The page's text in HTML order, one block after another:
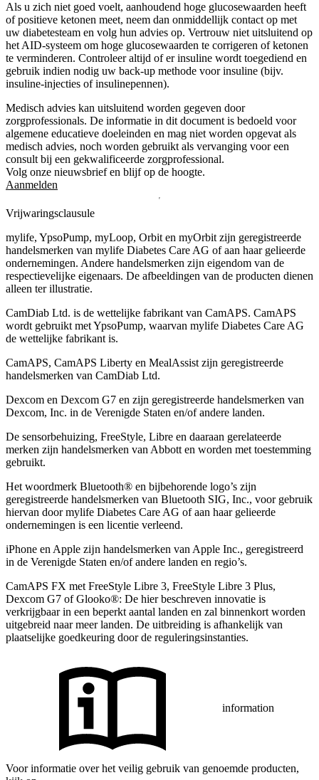
Als u zich niet goed voelt, aanhoudend hoge glucosewaarden heeft
of positieve ketonen meet, neem dan onmiddellijk contact op met
uw diabetesteam en volg hun advies op. Vertrouw niet uitsluitend op
het AID-systeem om hoge glucosewaarden te corrigeren of ketonen
te verminderen. Controleer altijd of er insuline wordt toegediend en
gebruik indien nodig uw back-up methode voor insuline (bijv.
insuline-injecties of insulinepennen).
Medisch advies kan uitsluitend worden gegeven door
zorgprofessionals. De informatie in dit document is bedoeld voor
algemene educatieve doeleinden en mag niet worden opgevat als
medisch advies, noch worden gebruikt als vervanging voor een
consult bij een gekwalificeerde zorgprofessional.
Volg onze nieuwsbrief en blijf op de hoogte.
Aanmelden
Vrijwaringsclausule
mylife, YpsoPump, myLoop, Orbit en myOrbit zijn geregistreerde
handelsmerken van mylife Diabetes Care AG of aan haar gelieerde
ondernemingen. Andere handelsmerken zĳn eigendom van de
respectievelĳke eigenaars. De afbeeldingen van de producten dienen
alleen ter illustratie.
CamDiab Ltd. is de wettelijke fabrikant van CamAPS. CamAPS
wordt gebruikt met YpsoPump, waarvan mylife Diabetes Care AG
de wettelijke fabrikant is.
CamAPS, CamAPS Liberty en MealAssist zijn geregistreerde
handelsmerken van CamDiab Ltd.
Dexcom en Dexcom G7 en zijn geregistreerde handelsmerken van
Dexcom, Inc. in de Verenigde Staten en/of andere landen.
De sensorbehuizing, FreeStyle, Libre en daaraan gerelateerde
merken zijn handelsmerken van Abbott en worden met toestemming
gebruikt.
Het woordmerk Bluetooth® en bijbehorende logo’s zijn
geregistreerde handelsmerken van Bluetooth SIG, Inc., voor gebruik
hiervan door mylife Diabetes Care AG of aan haar gelieerde
ondernemingen is een licentie verleend.
iPhone en Apple zĳn handelsmerken van Apple Inc., geregistreerd
in de Verenigde Staten en/of andere landen en regio’s.
CamAPS FX met FreeStyle Libre 3, FreeStyle Libre 3 Plus,
Dexcom G7 of Glooko®: De hier beschreven innovatie is
verkrijgbaar in een beperkt aantal landen en zal binnenkort worden
uitgebreid naar meer landen. De uitbreiding is afhankelijk van
plaatselijke goedkeuring door de reguleringsinstanties.
information
Voor informatie over het veilig gebruik van genoemde producten,